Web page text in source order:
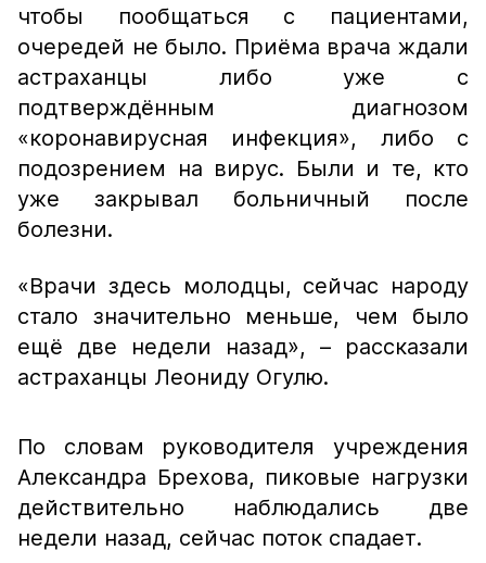
чтобы пообщаться с пациентами,
очередей не было. Приёма врача ждали
астраханцы либо уже с
подтверждённым диагнозом
«коронавирусная инфекция», либо с
подозрением на вирус. Были и те, кто
уже закрывал больничный после
болезни.
«Врачи здесь молодцы, сейчас народу
стало значительно меньше, чем было
ещё две недели назад», – рассказали
астраханцы Леониду Огулю.
По словам руководителя учреждения
Александра Брехова, пиковые нагрузки
действительно наблюдались две
недели назад, сейчас поток спадает.